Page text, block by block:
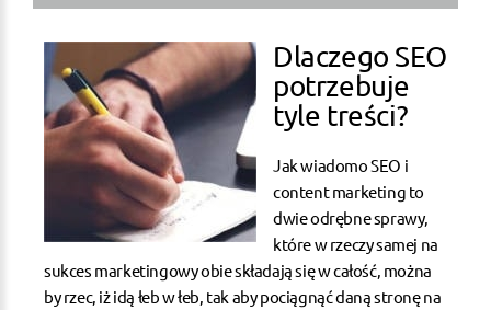
Dlaczego SEO
potrzebuje
tyle treści?
Jak wiadomo SEO i
content marketing to
dwie odrębne sprawy,
które w rzeczy samej na
sukces marketingowy obie składają się w całość, można
by rzec, iż idą łeb w łeb, tak aby pociągnąć daną stronę na